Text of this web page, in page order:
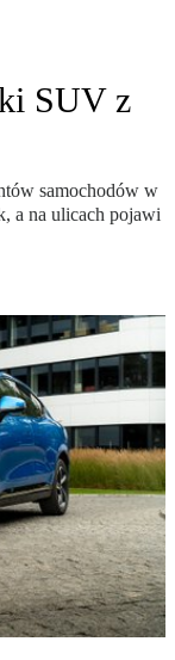
SUV z
samochodów w
a na ulicach pojawi